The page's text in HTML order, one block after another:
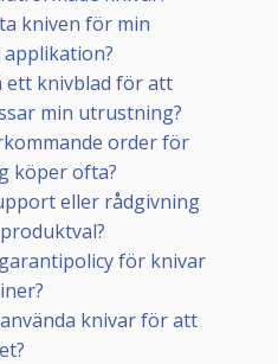
kniven för min
ett knivblad för att
min utrustning?
order för
köper ofta?
eller rådgivning
för knivar
knivar för att